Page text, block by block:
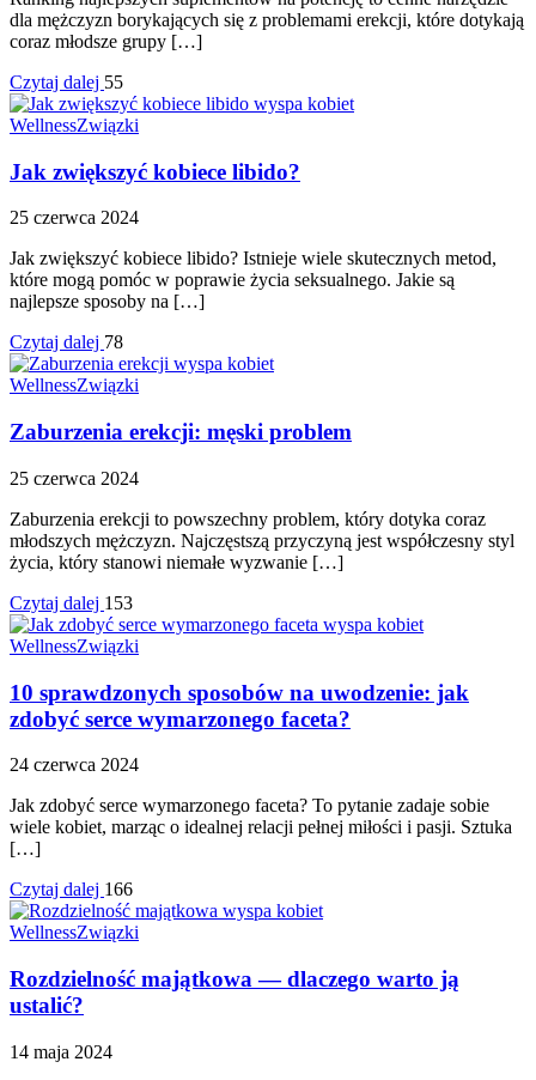
dla mężczyzn borykających się z problemami erekcji, które dotykają
coraz młodsze grupy […]
Czytaj dalej 55
WellnessZwiązki
Jak zwiększyć kobiece libido?
25 czerwca 2024
Jak zwiększyć kobiece libido? Istnieje wiele skutecznych metod,
które mogą pomóc w poprawie życia seksualnego. Jakie są
najlepsze sposoby na […]
Czytaj dalej 78
WellnessZwiązki
Zaburzenia erekcji: męski problem
25 czerwca 2024
Zaburzenia erekcji to powszechny problem, który dotyka coraz
młodszych mężczyzn. Najczęstszą przyczyną jest współczesny styl
życia, który stanowi niemałe wyzwanie […]
Czytaj dalej 153
WellnessZwiązki
10 sprawdzonych sposobów na uwodzenie: jak
zdobyć serce wymarzonego faceta?
24 czerwca 2024
Jak zdobyć serce wymarzonego faceta? To pytanie zadaje sobie
wiele kobiet, marząc o idealnej relacji pełnej miłości i pasji. Sztuka
[…]
Czytaj dalej 166
WellnessZwiązki
Rozdzielność majątkowa — dlaczego warto ją
ustalić?
14 maja 2024